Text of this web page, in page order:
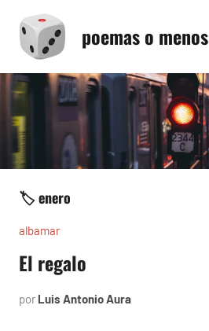
contenido
poemas o menos
🏷️ enero
albamar
El regalo
por Luis Antonio Aura